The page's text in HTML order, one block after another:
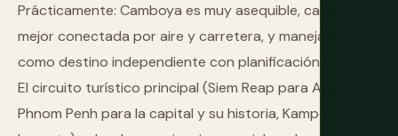
Prácticamente: Camboya es muy asequible, cada vez
mejor conectada por aire y carretera, y manejable
como destino independiente con planificación mínima.
El circuito turístico principal (Siem Reap para Angkor,
Phnom Penh para la capital y su historia, Kampot para